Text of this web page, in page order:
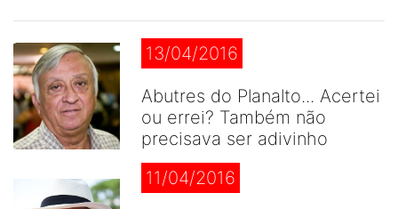
13/04/2016
Abutres do Planalto... Acertei
ou errei? Também não
precisava ser adivinho
11/04/2016